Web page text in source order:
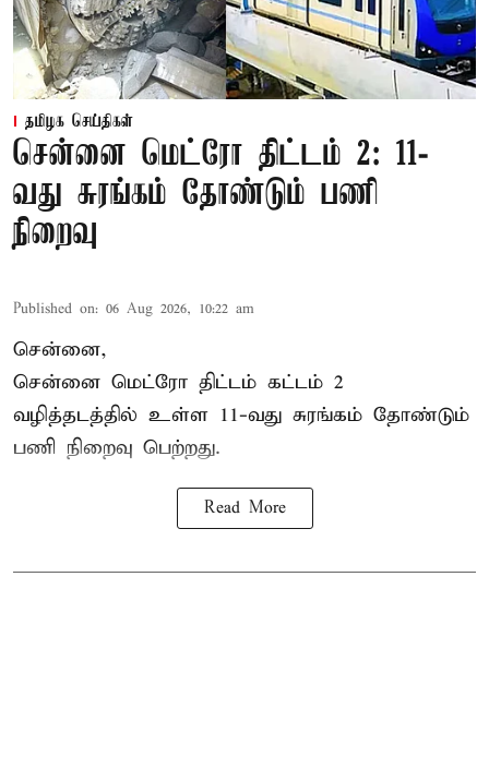
தமிழக செய்திகள்
சென்னை மெட்ரோ திட்டம் 2: 11-
வது சுரங்கம் தோண்டும் பணி
நிறைவு
Published on: 06 Aug 2026, 10:22 am
சென்னை,
சென்னை மெட்ரோ திட்டம் கட்டம் 2
வழித்தடத்தில் உள்ள 11-வது சுரங்கம் தோண்டும்
பணி நிறைவு பெற்றது.
Read More